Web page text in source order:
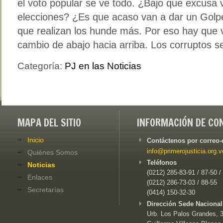
el voto popular se ve todo. ¿Bajo que excusa
elecciones? ¿Es que acaso van a dar un
que realizan los hunde más. Por eso hay que
cambio de abajo hacia arriba. Los corruptos
Categoría: PJ en las Noticias
MAPA DEL SITIO
Inicio
Quiénes Somos
Noticias
Enlaces
Secretarías
INFORMACIÓN DE
Contáctenos por
Teléfonos
(0212) 285-83-91 / 87-50 /
(0212) 286-73-03 / 88-55
(0414) 150-32-30
Dirección Sede
Urb. Los Palos Grandes,